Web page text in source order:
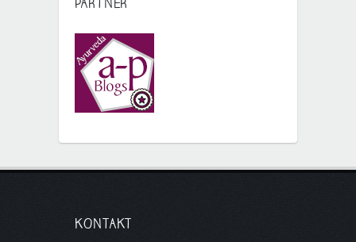
KONTAKT